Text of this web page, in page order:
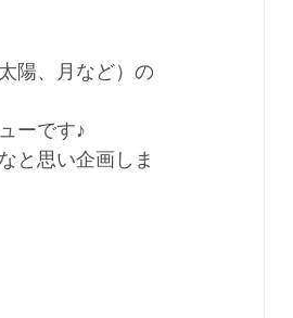
陽、月など）の
ーです♪
と思い企画しま